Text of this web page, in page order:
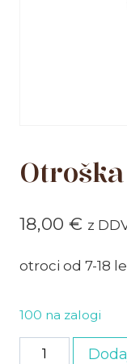
18,00 € z
otroci od 7-18
100 na zalogi
Otroška